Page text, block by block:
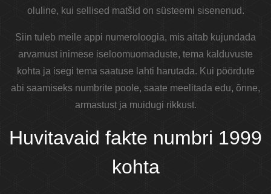
oluline, kui sellised matšid on süsteemi sisenenud.
Siin tuleb meile appi numeroloogia, mis aitab kujundada
arvamust inimese iseloomuomaduste, tema kalduvuste
kohta ja isegi tema saatuse lahti harutada. Kui pöördute
abi saamiseks numbrite poole, saate meelitada edu, õnne,
armastust ja muidugi rikkust.
Huvitavaid fakte numbri 1999
kohta